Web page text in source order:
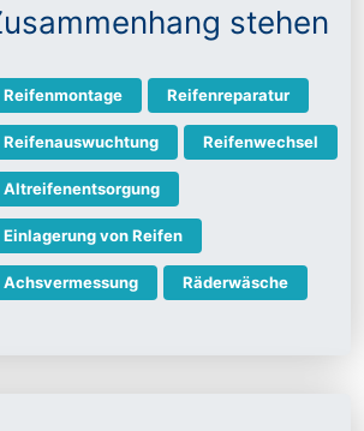
stehen
Reifenmontage Reifenreparatur
Reifenauswuchtung Reifenwechsel
Altreifenentsorgung
Einlagerung von Reifen
Achsvermessung Räderwäsche